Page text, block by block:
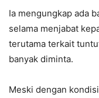
Ia mengungkap ada
selama menjabat
terutama terkait
banyak diminta.
Meski dengan